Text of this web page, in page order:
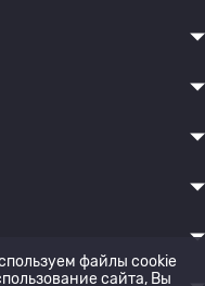
файлы cookie
сайта, Вы